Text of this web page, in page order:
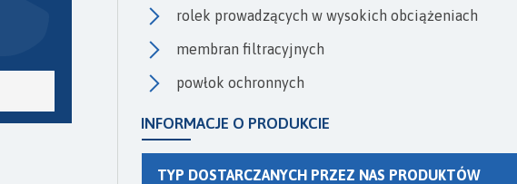
TYP DOSTARCZANYCH PRZEZ NAS PRODUKTÓW
INFORMACJE O PRODUKCIE
powłok ochronnych
membran filtracyjnych
rolek prowadzących w wysokich obciążeniach